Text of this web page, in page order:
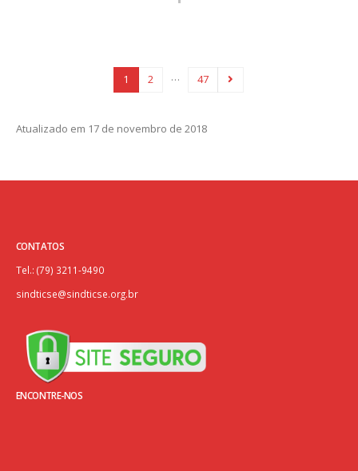
1 2 … 47
Atualizado em 17 de novembro de 2018
CONTATOS
Tel.: (79) 3211-9490
sindticse@sindticse.org.br
ENCONTRE-NOS